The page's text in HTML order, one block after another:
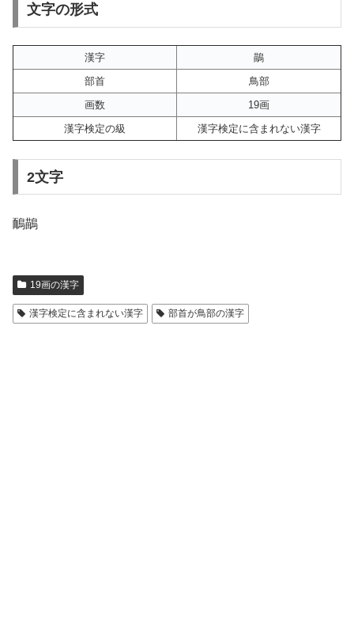
文字の形式
漢字
鶓
部首
鳥部
画数
19画
漢字検定の級
漢字検定に含まれない漢字
2文字
鴯鶓
19画の漢字
漢字検定に含まれない漢字 部首が鳥部の漢字